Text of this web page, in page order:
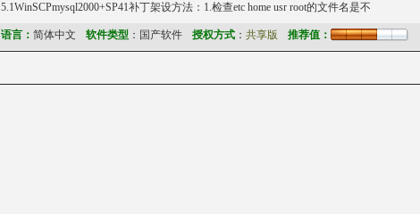
5.1WinSCPmysql2000+SP41补丁架设方法：1.检查etc home usr root的文件名是不
语言： 简体中文 软件类型：国产软件 授权方式： 共享版 推荐值：